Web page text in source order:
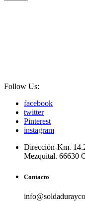
Follow Us:
facebook
twitter
Pinterest
instagram
Dirección-Km.
Mezquital. 66630
Contacto